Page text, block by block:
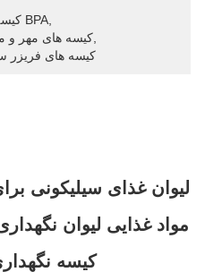
کیسه های مهر و موم سیلیکونی بدون BPA
کیسه های مهر و
کیسه های فریزر
لیوان غذای سیلیکونی
مواد غذایی لیوان
کیسه